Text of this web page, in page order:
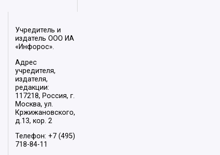
Учредитель и
издатель ООО ИА
«Инфорос».
Адрес
учредителя,
издателя,
редакции:
117218, Россия, г.
Москва, ул.
Кржижановского,
д.13, кор. 2
Телефон: +7 (495)
718-84-11